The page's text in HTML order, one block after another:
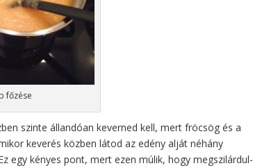
főzése
szinte állandóan keverned kell, mert fröcsög és a
keverés közben látod az edény alját néhány
egy kényes pont, mert ezen múlik, hogy megszilárdul-